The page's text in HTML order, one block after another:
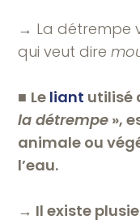
→ La détrempe
qui veut dire
■ Le liant utilisé
la détrempe »,
animale ou
l’eau.
→ Il existe